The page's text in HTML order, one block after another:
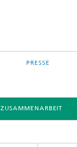
PRESSE
ZUSAMMENARBEIT